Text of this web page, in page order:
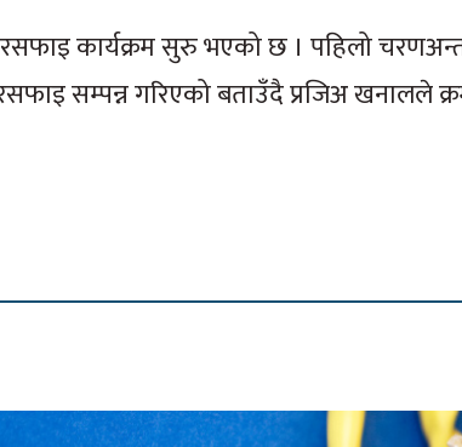
कार्यक्रम सुरु भएको छ । पहिलो
सम्पन्न गरिएको बताउँदै प्रजिअ खनालले